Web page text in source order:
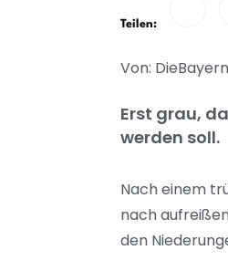
Teilen:
Von:
Erst grau,
werden soll.
Nach einem
nach
den